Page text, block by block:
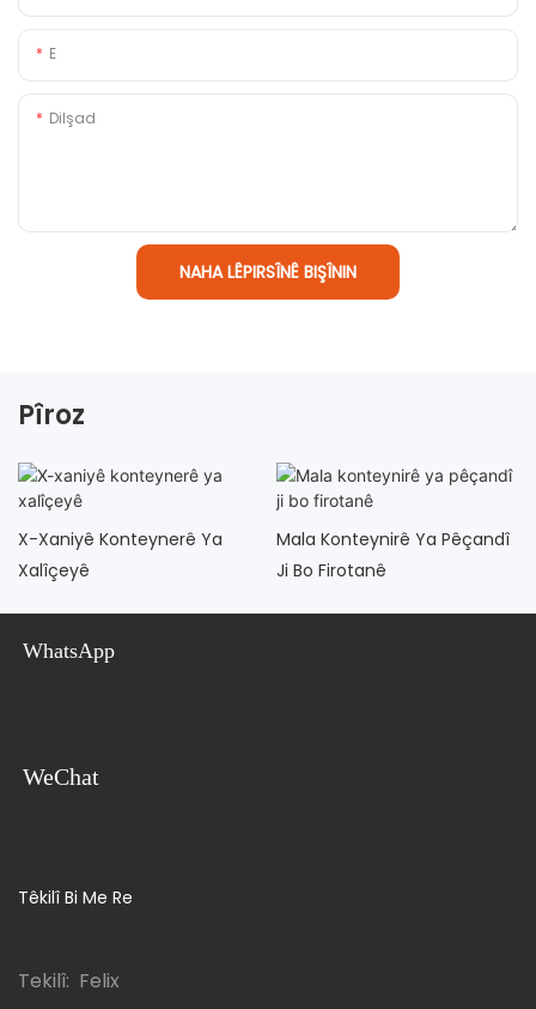
E
Dilşad
NAHA LÊPIRSÎNÊ BIŞÎNIN
Pîroz
X-Xaniyê Konteynerê Ya
Xalîçeyê
Mala Konteynirê Ya Pêçandî
Ji Bo Firotanê
WhatsApp
WeChat
Têkilî Bi Me Re
Tekilî: Felix